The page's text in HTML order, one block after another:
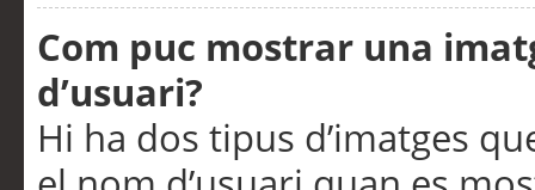
Com puc mostrar una
d’usuari?
Hi ha dos tipus d’imatges